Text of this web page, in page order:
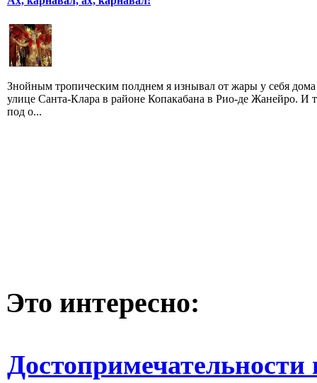
Знойным тропическим полднем я изнывал от жары у себя
улице Санта-Клара в районе Копакабана в Рио-де Жанейро. И
под о...
Это интересно: